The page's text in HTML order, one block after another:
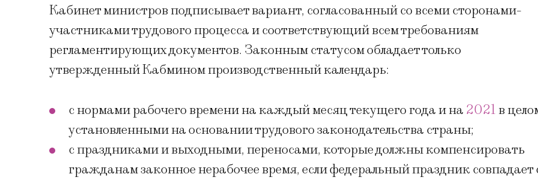
Кабинет министров подписывает вариант, согласованный со всеми сторонами-
участниками трудового процесса и соответствующий всем требованиям
регламентирующих документов. Законным статусом обладает только
утвержденный Кабмином производственный календарь:
с нормами рабочего времени на каждый месяц текущего года и на 2021 в
установленными на основании трудового законодательства страны;
с праздниками и выходными, переносами, которые должны компенсировать
гражданам законное нерабочее время, если федеральный праздник совпадает